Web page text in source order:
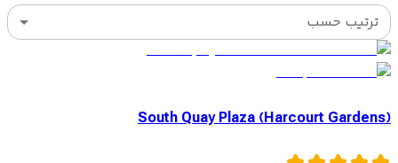
ترتيب حسب
South Quay Plaza (Harcourt Gardens)